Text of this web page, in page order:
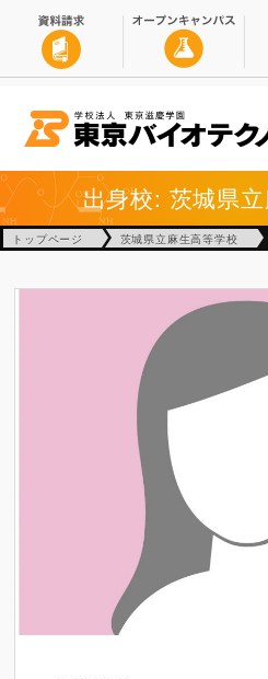
出身校: 茨城県
トップページ 茨城県立麻生高等学校